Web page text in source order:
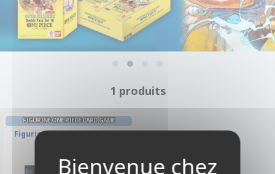
1 produits
FIGURINE ONE PIECE CARD GAME
Figurine Monkey D. Luffy